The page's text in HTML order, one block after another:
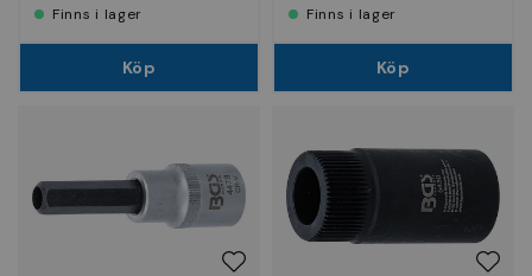
Finns i lager
Köp
Finns i lager
Köp